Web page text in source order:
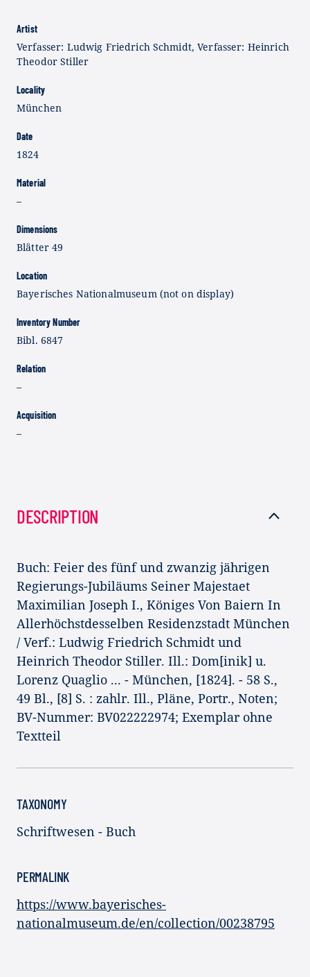
Artist
Verfasser: Ludwig Friedrich Schmidt, Verfasser: Heinrich
Theodor Stiller
Locality
München
Date
1824
Material
–
Dimensions
Blätter 49
Location
Bayerisches Nationalmuseum (not on display)
Inventory Number
Bibl. 6847
Relation
–
Acquisition
–
DESCRIPTION
Buch: Feier des fünf und zwanzig jährigen
Regierungs-Jubiläums Seiner Majestaet
Maximilian Joseph I., Königes Von Baiern In
Allerhöchstdesselben Residenzstadt München
/ Verf.: Ludwig Friedrich Schmidt und
Heinrich Theodor Stiller. Ill.: Dom[inik] u.
Lorenz Quaglio ... - München, [1824]. - 58 S.,
49 Bl., [8] S. : zahlr. Ill., Pläne, Portr., Noten;
BV-Nummer: BV022222974; Exemplar ohne
Textteil
TAXONOMY
Schriftwesen - Buch
PERMALINK
https://www.bayerisches-
nationalmuseum.de/en/collection/00238795